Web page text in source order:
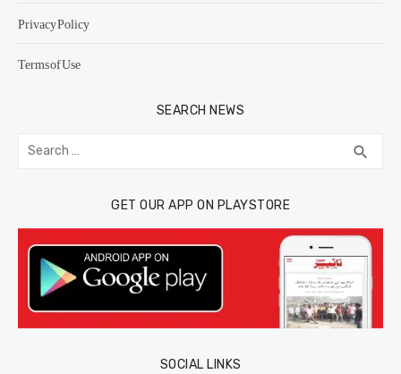
Privacy Policy
Terms of Use
SEARCH NEWS
Search
for: search
GET OUR APP ON PLAYSTORE
SOCIAL LINKS